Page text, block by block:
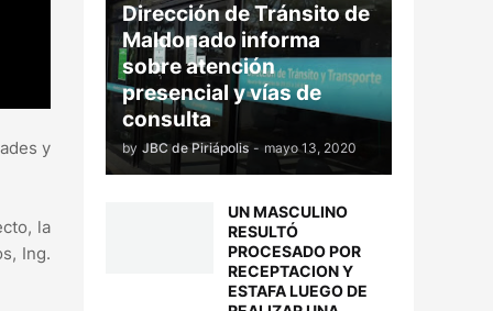
y
la
Ing.
Dirección de Tránsito de
Maldonado informa
sobre atención
presencial y vías de
consulta
by JBC de Piriápolis - mayo 13, 2020
UN MASCULINO
RESULTÓ
PROCESADO POR
RECEPTACION Y
ESTAFA LUEGO DE